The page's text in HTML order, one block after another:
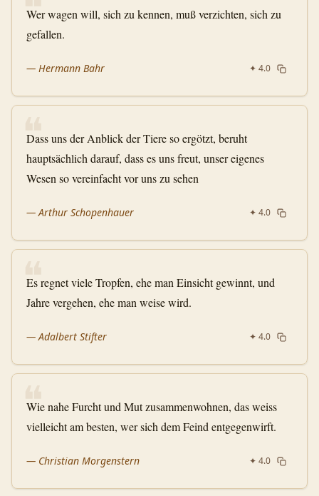
Wer wagen will, sich zu kennen, muß verzichten, sich zu
gefallen.
— Hermann Bahr ✦ 4.0
❝
Dass uns der Anblick der Tiere so ergötzt, beruht
hauptsächlich darauf, dass es uns freut, unser eigenes
Wesen so vereinfacht vor uns zu sehen
—Arthur Schopenhauer ✦ 4.0
❝
Es regnet viele Tropfen, ehe man Einsicht gewinnt, und
Jahre vergehen, ehe man weise wird.
—Adalbert Stifter ✦ 4.0
❝
Wie nahe Furcht und Mut zusammenwohnen, das weiss
vielleicht am besten, wer sich dem Feind entgegenwirft.
— Christian Morgenstern ✦ 4.0